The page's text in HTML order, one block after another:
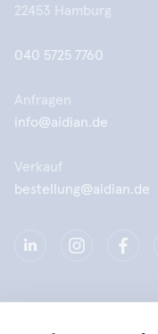
22453 Hamburg
040 5725 7760
Anfragen
info@aidian.de
Verkauf
bestellung@aidian.de